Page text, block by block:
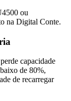
ou
na Digital Conte.
capacidade
de 80%,
de recarregar